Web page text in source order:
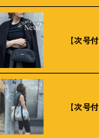
【次号
【次号